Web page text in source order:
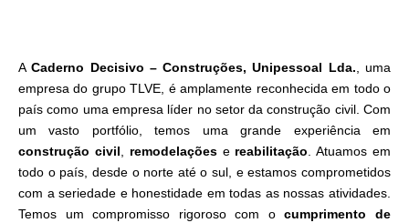
ACaderno Decisivo – Construções, Unipessoal Lda. , uma
empresa do grupo TLVE, é amplamente reconhecida em todo o
país como uma empresa líder no setor da construção civil. Com
um vasto portfólio, temos uma grande experiência em
construção civil
remodelaçõese reabilitação . Atuamos em
todo o país, desde o norte até o sul, e estamos comprometidos
com a seriedade e honestidade em todas as nossas atividades.
Temos um compromisso rigoroso com ocumprimento de